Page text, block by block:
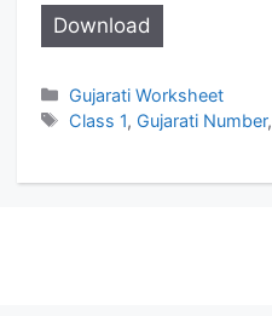
Download
Categories
Gujarati Worksheet
Tags
Class 1, Gujarati Number,